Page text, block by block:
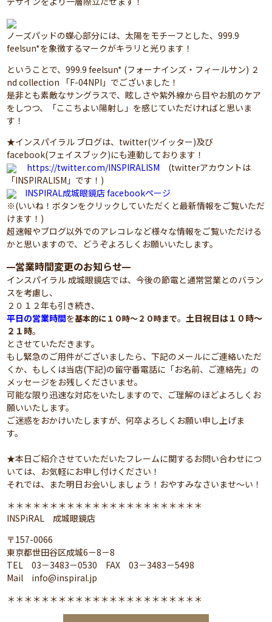
ノーズパッドの蝶心部分には、太陽をモチーフとした、999.9
feelsun*を象徴するマークがキラリと光ります！
ということで、999.9 feelsun* (フォーナインズ・フィールサン) ２
nd collection 「F-04NPI」でございました！
是非とも素敵なサングラスで、眩しさや紫外線から目やお肌のケア
をしつつ、「ここちよい陽射し」を感じていただければと思いま
す！
★インスパイラル ブログは、twitter(ツイッター)及び
facebook(フェイスブック)にも連動しております！
https://twitter.com/INSPIRALISM (twitterアカウントは
「INSPIRALISM」です！)
INSPIRAL成城眼鏡店 facebookページ
※(いいね！ボタンをクリックしていただくと最新情報をご覧いただ
けます！)
超速報やブログ以外でのアレコレなど様々な情報をご覧いただける
かと思いますので、どうぞよろしくお願いいたします。
━営業時間変更のお知らせ━
インスパイラル 成城眼鏡店では、今後の節電と通常営業とのバラン
スを考慮し、
２０１２年も引き続き、
平日の営業時間を基本的に１０時～２０時まで。土日祝日は１０時～
２１時。
とさせていただきます。
もし緊急のご用件がございましたら、下記のメールにご連絡いただ
くか、もしくは当店(下記)の留守番電話に「お名前、ご連絡先」の
メッセージをお残しくださいませ。
可能な限り迅速な対応をいたしますので、ご理解のほどよろしくお
願いいたします。
ご迷惑をおかけいたしますが、何卒よろしくお願い申し上げま
す。
★本日ご紹介させていただいたフレームに関するお問い合わせにつ
いては、お気軽にお申し付けください！
それでは、また明日お会いしましょう！おやすみなさいませ～い！
＊＊＊＊＊＊＊＊＊＊＊＊＊＊＊＊＊＊＊＊＊＊＊
INSPiRAL 成城眼鏡店
〒157-0066
東京都世田谷区成城6－8－8
TEL 03－3483－0530 FAX 03－3483－5498
Mail info@inspiral.jp
＊＊＊＊＊＊＊＊＊＊＊＊＊＊＊＊＊＊＊＊＊＊＊